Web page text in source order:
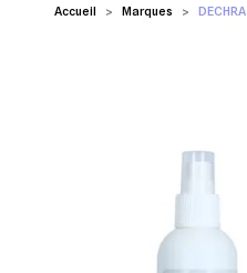
Accueil Marques DECHRA